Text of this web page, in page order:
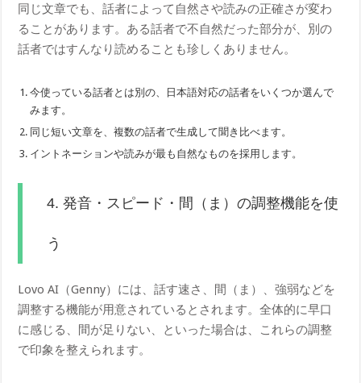
同じ文章でも、話者によって自然さや読みの正確さが変わ
ることがあります。ある話者で不自然だった部分が、別の
話者ではすんなり読めることも珍しくありません。
今使っている話者とは別の、日本語対応の話者をいくつか選んで
みます。
同じ短い文章を、複数の話者で生成して聞き比べます。
イントネーションや読みが最も自然なものを採用します。
4. 発音・スピード・間（ま）の調整機能を使
う
Lovo AI（Genny）には、話す速さ、間（ま）、強弱などを
調整する機能が用意されているとされます。全体的に早口
に感じる、間が足りない、といった場合は、これらの調整
で印象を整えられます。